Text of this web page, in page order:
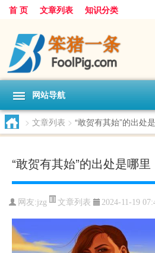
首 页 文章列表 知识分类
网站导航
> 文章列表 > “敢贺有其始”的出处
“敢贺有其始”的出处是哪里
网友:jzg 文章列表 2024-11-19